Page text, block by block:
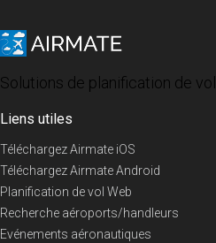
Solutions de planification de vol
Liens utiles
Téléchargez Airmate iOS
Téléchargez Airmate Android
Planification de vol Web
Recherche aéroports/handleurs
Evénements aéronautiques